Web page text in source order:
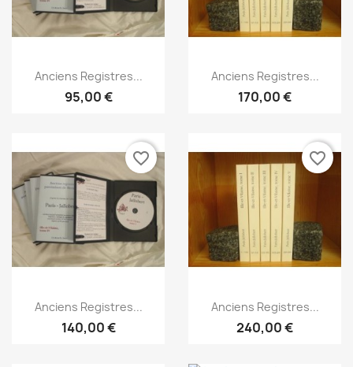
Anteprima
Anciens Registres...
95,00 €
Anteprima
Anciens Registres...
170,00 €
Anteprima
Anciens Registres...
140,00 €
favorite_border
Anteprima
Anciens Registres...
240,00 €
favorite_border